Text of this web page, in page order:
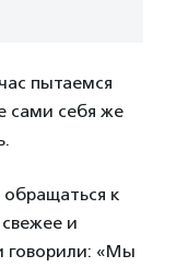
пытаемся
сами себя же
к
и
говорили: «Мы